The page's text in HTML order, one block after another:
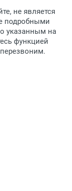
счет.
при себе
течение 3
на
хранение
компанией
пункта
по
не является
подробными
указанным на
функцией